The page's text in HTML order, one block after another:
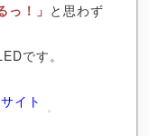
っ！」 と思わず
です。
イト